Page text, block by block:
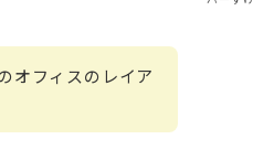
オフィスのレイア